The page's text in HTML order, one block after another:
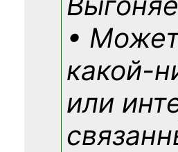
•
какой-
или